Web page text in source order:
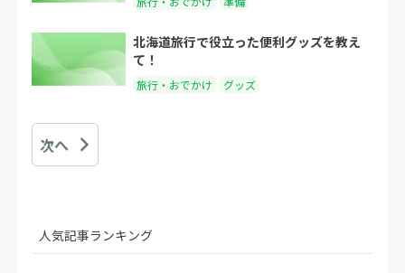
北海道旅行で役立った便利グッズを教え
て！
旅行・おでかけ グッズ
次へ
人気記事ランキング